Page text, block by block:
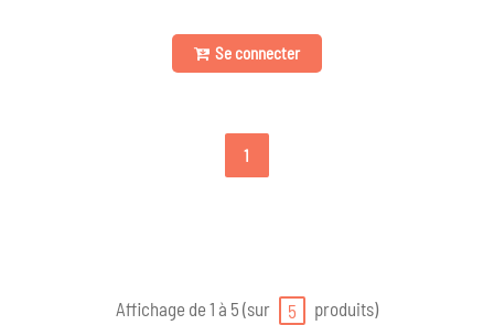
Se connecter
1
Affichage de 1 à 5 (sur 5 produits)